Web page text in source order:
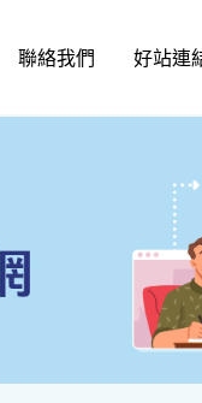
聯絡我們 好站連